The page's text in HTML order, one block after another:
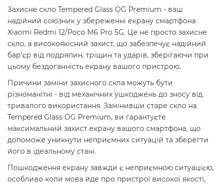
Захисне скло Tempered Glass OG Premium - ваш
надійний союзник у збереженні екрану смартфона
Xiaomi Redmi 12/Poco M6 Pro 5G. Це не просто захисне
скло, а високоякісний захист, що забезпечує надійний
бар'єр від подряпин, тріщин та ударів, зберігаючи при
цьому бездоганність екрану вашого пристрою.
Причини заміни захисного скла можуть бути
різноманітні - від механічних ушкоджень до зносу від
тривалого використання. Замінивши старе скло на
Tempered Glass OG Premium, ви гарантуєте
максимальний захист екрану вашого смартфона, що
допоможе уникнути неприємних ситуацій та зберегти
його в ідеальному стані.
Пошкодження екрану завжди є неприємною ситуацією,
особливо коли мова йде про пристрої високої якості,